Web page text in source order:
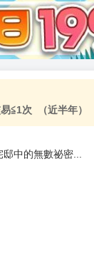
≦1次 （近半年）